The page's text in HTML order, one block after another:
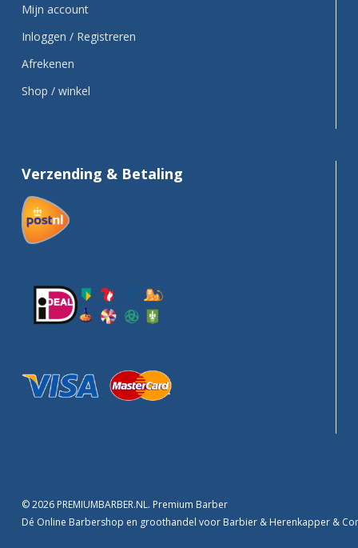
Mijn account
Inloggen / Registreren
Afrekenen
Shop / winkel
Verzending & Betaling
© 2026 PREMIUMBARBER.NL. Premium Barber
Dé Online Barbershop en groothandel voor Barbier & Herenkapper &